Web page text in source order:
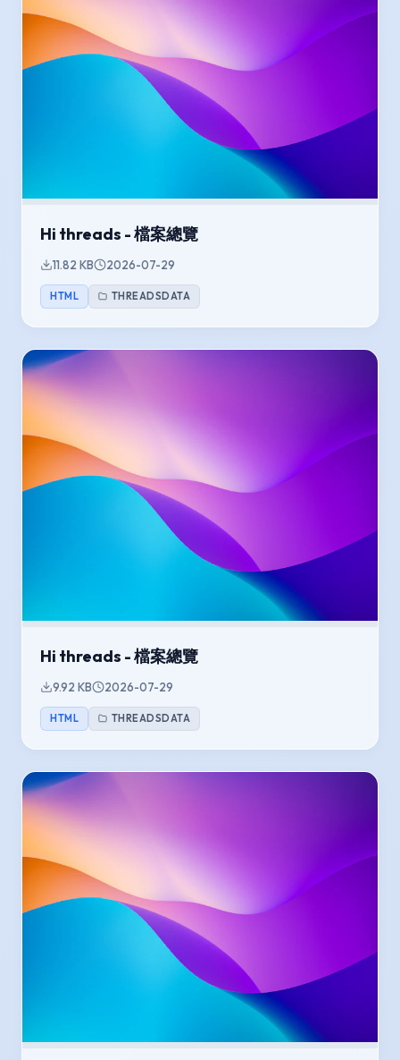
Hi threads - 檔案總覽
11.82 KB 2026-07-29
HTML THREADSDATA
Hi threads - 檔案總覽
9.92 KB 2026-07-29
HTML THREADSDATA